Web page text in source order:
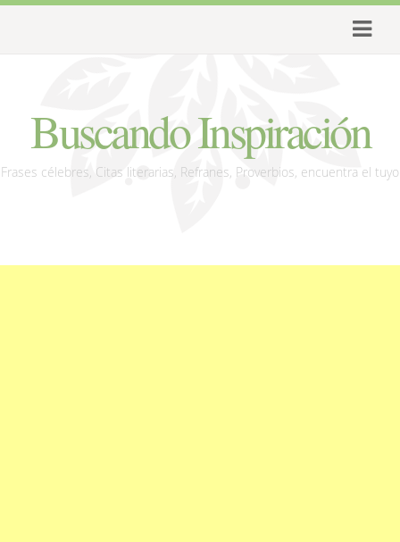
Buscando Inspiración
Frases célebres, Citas literarias, Refranes, Proverbios, encuentra el tuyo